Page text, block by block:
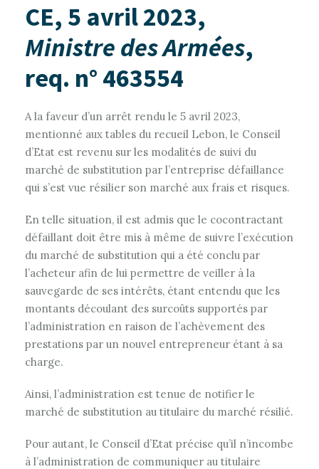
CE, 5 avril 2023,
Ministre des Armées,
req. n° 463554
A la faveur d’un arrêt rendu le 5 avril 2023,
mentionné aux tables du recueil Lebon, le Conseil
d’Etat est revenu sur les modalités de suivi du
marché de substitution par l’entreprise défaillance
qui s’est vue résilier son marché aux frais et risques.
En telle situation, il est admis que le cocontractant
défaillant doit être mis à même de suivre l’exécution
du marché de substitution qui a été conclu par
l’acheteur afin de lui permettre de veiller à la
sauvegarde de ses intérêts, étant entendu que les
montants découlant des surcoûts supportés par
l’administration en raison de l’achèvement des
prestations par un nouvel entrepreneur étant à sa
charge.
Ainsi, l’administration est tenue de notifier le
marché de substitution au titulaire du marché résilié.
Pour autant, le Conseil d’Etat précise qu’il n’incombe
à l’administration de communiquer au titulaire